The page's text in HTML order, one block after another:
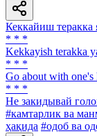
Кеккайиш теракка
* * *
Kekkayish terakka
* * *
Go about with one's
* * *
He закидывай
#камтарлик ва
ҳақида #одоб ва